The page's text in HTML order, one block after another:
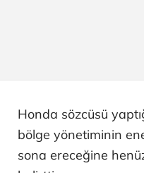
Honda sözcüsü
bölge yönetiminin
sona ereceğine